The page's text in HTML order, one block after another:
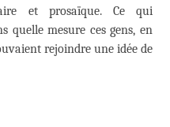
et prosaïque. Ce qui
quelle mesure ces gens, en
rejoindre une idée de